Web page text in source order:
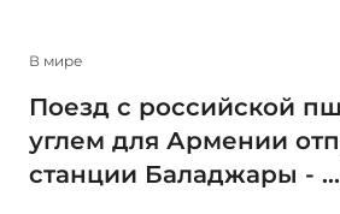
В мире
Поезд с российской
углем для Армении
станции Баладжары - ...